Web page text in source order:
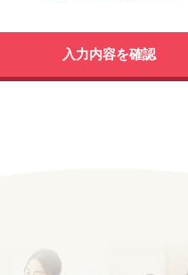
入力内容を確認